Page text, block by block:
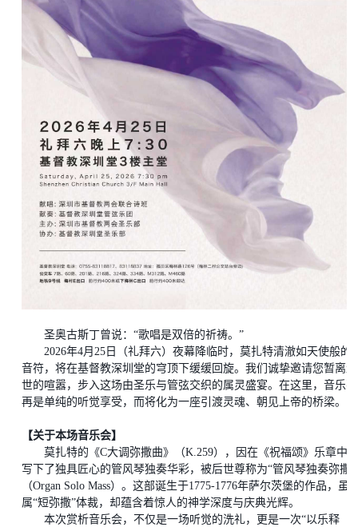
圣奥古斯丁曾说： “歌唱是双倍的祈祷。”
2026年4月25日（礼拜六）夜幕降临时，莫扎特清澈如天使般的
音符，将在基督教深圳堂的穹顶下缓缓回旋。我们诚挚邀请您暂离尘
世的喧嚣，步入这场由圣乐与管弦交织的属灵盛宴。在这里，音乐不
再是单纯的听觉享受，而将化为一座引渡灵魂、朝见上帝的桥梁。
【关于本场音乐会】
莫扎特的《C大调弥撒曲》（K.259），因在《祝福颂》乐章中
写下了独具匠心的管风琴独奏华彩，被后世尊称为“管风琴独奏弥撒”
（Organ Solo Mass）。这部诞生于1775-1776年萨尔茨堡的作品，虽
属“短弥撒”体裁，却蕴含着惊人的神学深度与庆典光辉。
本次赏析音乐会，不仅是一场听觉的洗礼，更是一次“以乐释